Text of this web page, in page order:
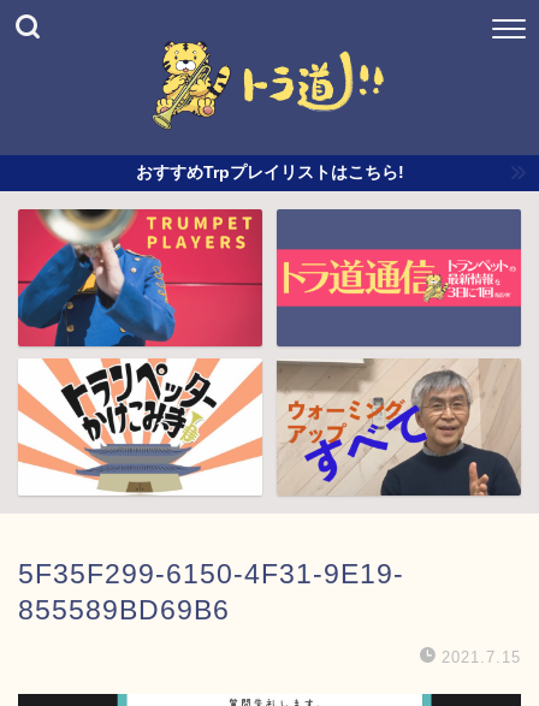
おすすめTrpプレイリストはこちら!
5F35F299-6150-4F31-9E19-
855589BD69B6
2021.7.15